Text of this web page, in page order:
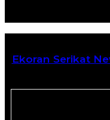
Ekoran Serikat